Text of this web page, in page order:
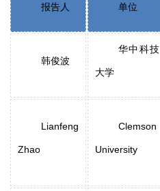
报告人 单位
韩俊波
华中科技
大学
Lianfeng
Zhao
Clemson
University